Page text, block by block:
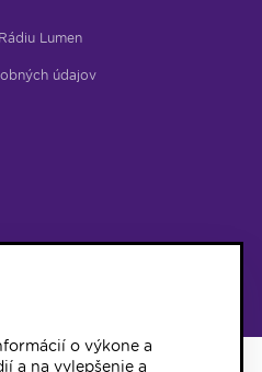
Lumen
údajov
o výkone a
a na vylepšenie a